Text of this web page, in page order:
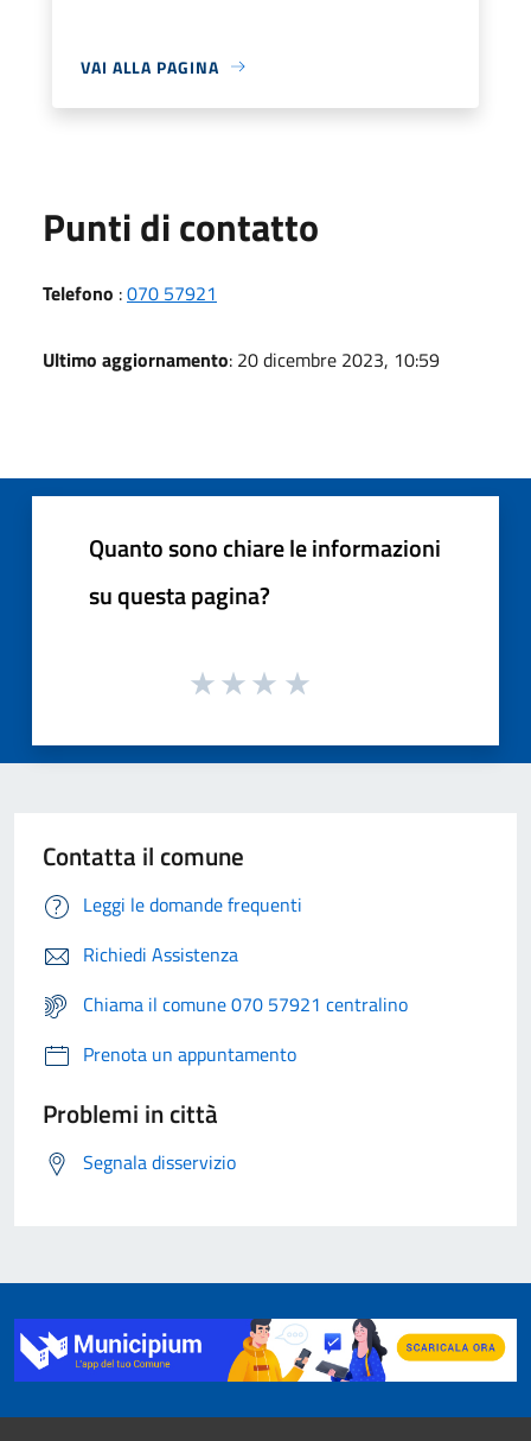
VAI ALLA PAGINA
Punti di contatto
Telefono :070 57921
Ultimo aggiornamento: 20 dicembre 2023, 10:59
Quanto sono chiare le informazioni
su questa pagina?
Contatta il comune
Leggi le domande frequenti
Richiedi Assistenza
Chiama il comune 070 57921 centralino
Prenota un appuntamento
Problemi in città
Segnala disservizio